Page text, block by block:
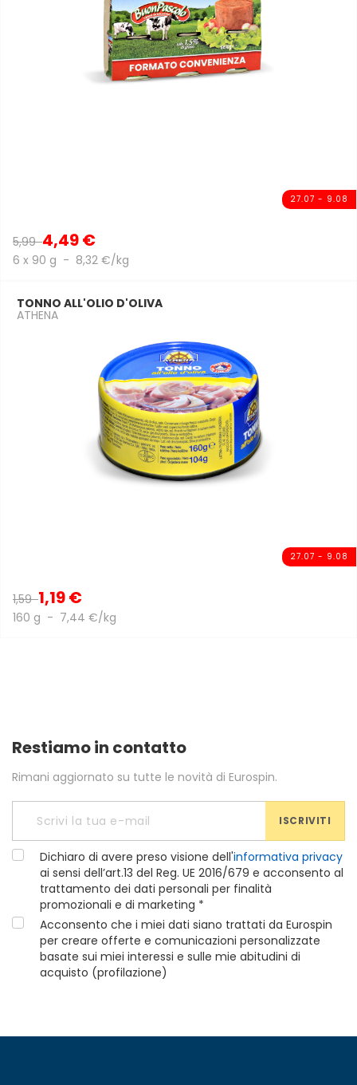
27.07 - 9.08
5,994,49 €
6 x 90 g - 8,32 €/kg
27.07 - 9.08
TONNO ALL'OLIO D'OLIVA
ATHENA
1,591,19 €
160 g - 7,44 €/kg
Restiamo in contatto
Rimani aggiornato su tutte le novità di Eurospin.
ISCRIVITI
Dichiaro di avere preso visione dell'informativa privacy
ai sensi dell’art.13 del Reg. UE 2016/679 e acconsento al
trattamento dei dati personali per finalità
promozionali e di marketing *
Acconsento che i miei dati siano trattati da Eurospin
per creare offerte e comunicazioni personalizzate
basate sui miei interessi e sulle mie abitudini di
acquisto (profilazione)